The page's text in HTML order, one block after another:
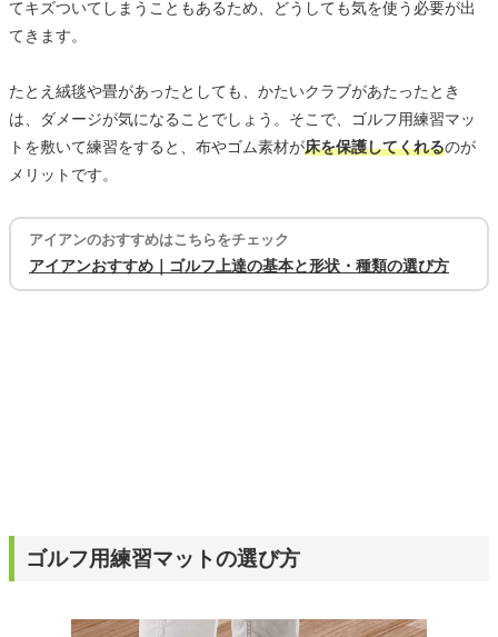
てキズついてしまうこともあるため、どうしても気を使う必要が出
てきます。
たとえ絨毯や畳があったとしても、かたいクラブがあたったとき
は、ダメージが気になることでしょう。そこで、ゴルフ用練習マッ
トを敷いて練習をすると、布やゴム素材が床を保護してくれるのが
メリットです。
アイアンのおすすめはこちらをチェック
アイアンおすすめ｜ゴルフ上達の基本と形状・種類の選び方
ゴルフ用練習マットの選び方